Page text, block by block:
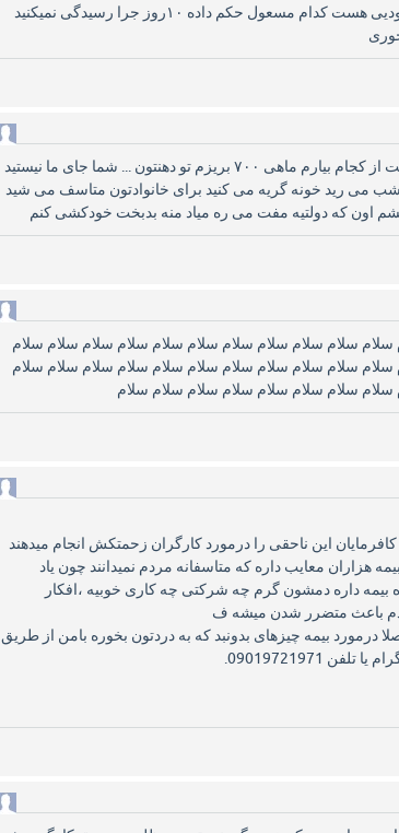
باید ۹۰ سال کارکنم این جه قانون بی خودیی هست کدام مسعول حکم داده ۱۰روز جرا رسیدگی نمیکنید
آقا من ماهی ۱۲۰۰حقوق دارم من بدبخت از کجام بیارم ماهی ۷۰۰ بریزم تو دهنتون ... شما جای ما نیستید
می رید خونه گریه می کنید برای خانوادتون متاسف می شید
اون که دولتیه مفت می ره میاد منه بدبخت خودکشی کنم
سلام سلام سلام سلام سلام سلام سلام سلام سلام سلام
سلام سلام سلام سلام سلام سلام سلام سلام سلام سلام
سلام سلام سلام سلام سلام سلام سلام
این ناحقی را درمورد کارگران زحمتکش انجام میدهند
معایب داره که متاسفانه مردم نمیدانند چون یاد
بیمه داره دمشون گرم چه شرکتی چه کاری خوبیه ،افکار
باعث متضرر شدن میشه ف
درمورد بیمه چیزهای بدونبد که به دردتون بخوره بامن از طریق